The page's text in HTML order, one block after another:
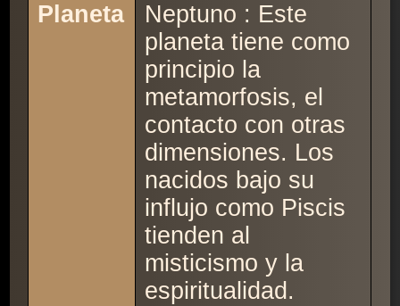
Planeta
Neptuno : Este
planeta tiene como
principio la
metamorfosis, el
contacto con otras
dimensiones. Los
nacidos bajo su
influjo como Piscis
tienden al
misticismo y la
espiritualidad.